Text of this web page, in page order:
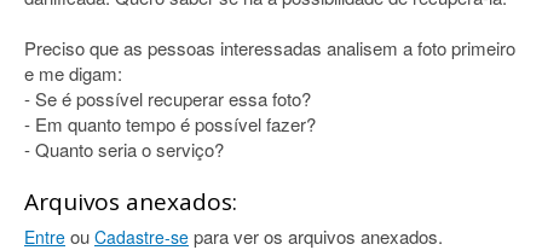
Preciso que as pessoas interessadas analisem a foto primeiro
e me digam:
- Se é possível recuperar essa foto?
- Em quanto tempo é possível fazer?
- Quanto seria o serviço?
Arquivos anexados:
Entre ou Cadastre-se para ver os arquivos anexados.